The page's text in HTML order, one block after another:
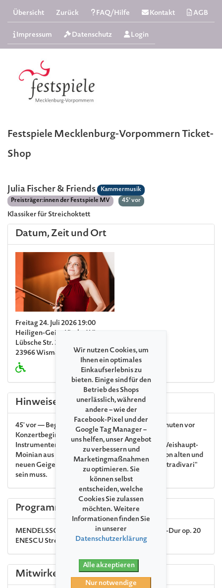
Übersicht Zurück FAQ/Hilfe Kontakt AGB
Impressum Datenschutz Login
Festspiele Mecklenburg-Vorpommern Ticket-
Shop
Julia Fischer & Friends
Kammermusik
Preisträger:innen der Festspiele MV
45’ vor
Klassiker für Streichoktett
Datum, Zeit und Ort
Freitag 24. Juli 2026 19:00
Heiligen-Geist-Kirche Wismar
Lübsche Str. 31 / Ecke Neustadt
23966 Wismar
Hinweise
45' vor — Begegnungen & Wissenswertes 45 Minuten vor
Konzertbeginn
Instrumentenbau in MV:
Geigenbauerin Dorte Weishaupt-
Moinian aus Neu-Meteln bei Schwerin erzählt von alten und
neuen Geigen und warum es nicht immer eine "Stradivari"
sein muss.
Programm
MENDELSSOHN BARTHOLDYStreichoktett Es-Dur op. 20
ENESCUStreichoktett C-Dur op. 7
Mitwirkende
Wir nutzen Cookies, um
Ihnen ein optimales
Einkaufserlebnis zu
bieten. Einige sind für den
Betrieb des Shops
unerlässlich, während
andere – wie der
Facebook-Pixel und der
Google Tag Manager –
uns helfen, unser Angebot
zu verbessern und
Marketingmaßnahmen
zu optimieren. Sie
können selbst
entscheiden, welche
Cookies Sie zulassen
möchten. Weitere
Informationen finden Sie
in unserer
Datenschutzerklärung
Alle akzeptieren
Nur notwendige